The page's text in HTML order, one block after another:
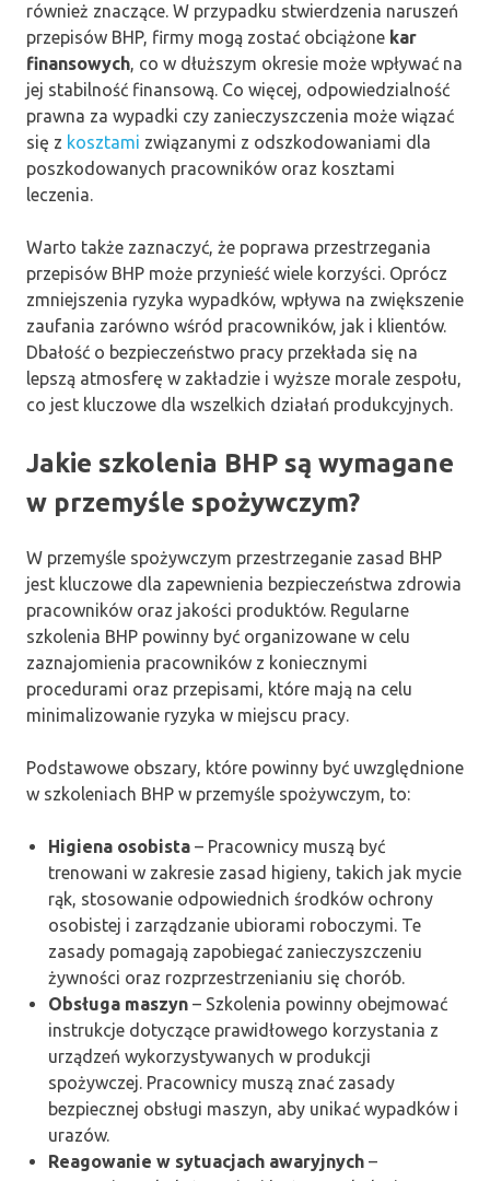
również znaczące. W przypadku stwierdzenia naruszeń
przepisów BHP, firmy mogą zostać obciążone kar
finansowych, co w dłuższym okresie może wpływać na
jej stabilność finansową. Co więcej, odpowiedzialność
prawna za wypadki czy zanieczyszczenia może wiązać
się z kosztami związanymi z odszkodowaniami dla
poszkodowanych pracowników oraz kosztami
leczenia.
Warto także zaznaczyć, że poprawa przestrzegania
przepisów BHP może przynieść wiele korzyści. Oprócz
zmniejszenia ryzyka wypadków, wpływa na zwiększenie
zaufania zarówno wśród pracowników, jak i klientów.
Dbałość o bezpieczeństwo pracy przekłada się na
lepszą atmosferę w zakładzie i wyższe morale zespołu,
co jest kluczowe dla wszelkich działań produkcyjnych.
Jakie szkolenia BHP są wymagane
w przemyśle spożywczym?
W przemyśle spożywczym przestrzeganie zasad BHP
jest kluczowe dla zapewnienia bezpieczeństwa zdrowia
pracowników oraz jakości produktów. Regularne
szkolenia BHP powinny być organizowane w celu
zaznajomienia pracowników z koniecznymi
procedurami oraz przepisami, które mają na celu
minimalizowanie ryzyka w miejscu pracy.
Podstawowe obszary, które powinny być uwzględnione
w szkoleniach BHP w przemyśle spożywczym, to:
Higiena osobista – Pracownicy muszą być
trenowani w zakresie zasad higieny, takich jak mycie
rąk, stosowanie odpowiednich środków ochrony
osobistej i zarządzanie ubiorami roboczymi. Te
zasady pomagają zapobiegać zanieczyszczeniu
żywności oraz rozprzestrzenianiu się chorób.
Obsługa maszyn – Szkolenia powinny obejmować
instrukcje dotyczące prawidłowego korzystania z
urządzeń wykorzystywanych w produkcji
spożywczej. Pracownicy muszą znać zasady
bezpiecznej obsługi maszyn, aby unikać wypadków i
urazów.
Reagowanie w sytuacjach awaryjnych –